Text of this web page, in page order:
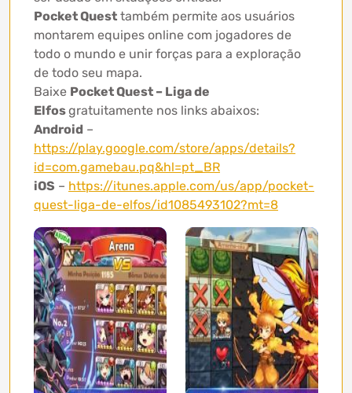
Pocket Quest também permite aos usuários
montarem equipes online com jogadores de
todo o mundo e unir forças para a exploração
de todo seu mapa.
Baixe Pocket Quest – Liga de
Elfosgratuitamente nos links abaixos:
Android –
https://play.google.com/store/apps/details?
id=com.gamebau.pq&hl=pt_BR
iOS – https://itunes.apple.com/us/app/pocket-
quest-liga-de-elfos/id1085493102?mt=8